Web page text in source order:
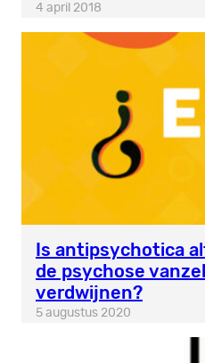
4 april 2018
Is antipsychotica
de psychose
verdwijnen?
5 augustus 2020